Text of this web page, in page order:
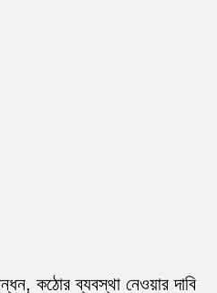
কঠোর ব্যবস্থা নেওয়ার দাবি